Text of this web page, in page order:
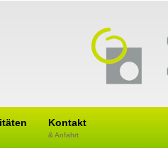
Kontakt
& Anfahrt